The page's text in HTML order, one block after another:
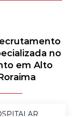
no
em Alto